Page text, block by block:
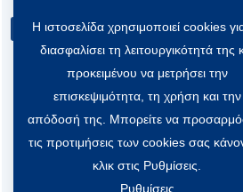
Επικοινωνία
Η ιστοσελίδα χρησιμοποιεί cookies
διασφαλίσει τη λειτουργικότητά της
προκειμένου να μετρήσει την
επισκεψιμότητα, τη χρήση και την
απόδοσή της. Μπορείτε να
τις προτιμήσεις των cookies σας
κλικ στις Ρυθμίσεις.
Ρυθμίσεις